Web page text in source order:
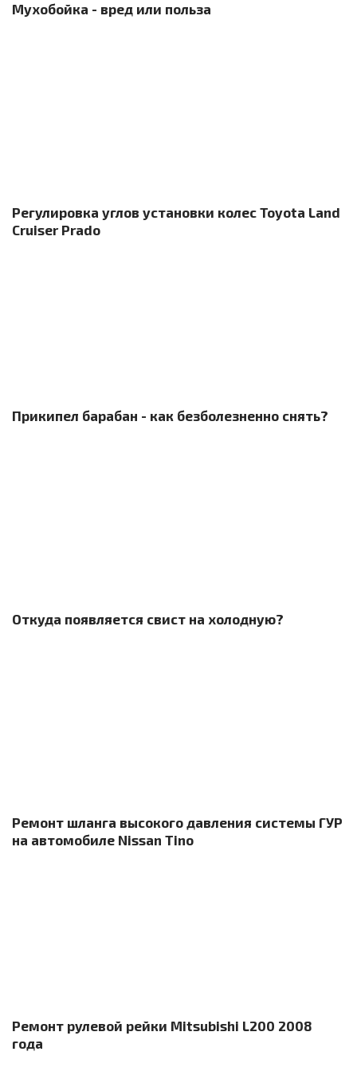
Мухобойка - вред или польза
Регулировка углов установки колес Toyota Land
Cruiser Prado
Прикипел барабан - как безболезненно снять?
Откуда появляется свист на холодную?
Ремонт шланга высокого давления системы ГУР
на автомобиле Nissan Tino
Ремонт рулевой рейки Mitsubishi L200 2008
года